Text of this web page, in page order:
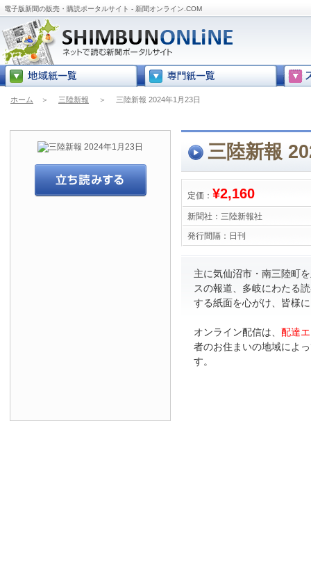
電子版新聞の販売・購読ポータルサイト - 新聞オンライン.COM
ホーム ＞ 三陸新報 ＞ 三陸新報 2024年1月23日
三陸新報
定価： ¥2,160
新聞社： 三陸新報社
発行間隔： 日刊
主に気仙沼市・南三陸町
スの報道、多岐にわたる
する紙面を心がけ、皆様
オンライン配信は、 配達
者のお住まいの地域によ
す。